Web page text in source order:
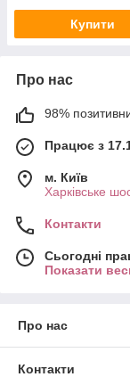
Купити
Про нас
98%
Працює з
м. Київ
Харківське
Контакти
Сьогодні
Показати
Про нас
Контакти